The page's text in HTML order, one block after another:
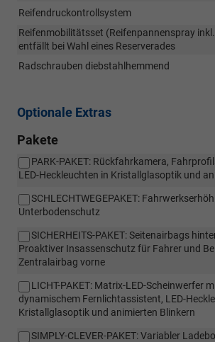
Reifendruckontrollsystem
Reifenmobilitätsset (Reifenpannenspray
entfällt bei Wahl eines Reserverades
Radschrauben diebstahlhemmend
Optionale Extras
Pakete
PARK-PAKET: Rückfahrkamera,
LED-Heckleuchten in Kristallglasoptik und
SCHLECHTWEGEPAKET:
Unterbodenschutz
SICHERHEITS-PAKET: Seitenairbags
Proaktiver Insassenschutz für Fahrer und
Zentralairbag vorne
LICHT-PAKET: Matrix-LED-Scheinwerfer
dynamischem Fernlichtassistent, LED-
Kristallglasoptik und animierten Blinkern
SIMPLY-CLEVER-PAKET: Variabler